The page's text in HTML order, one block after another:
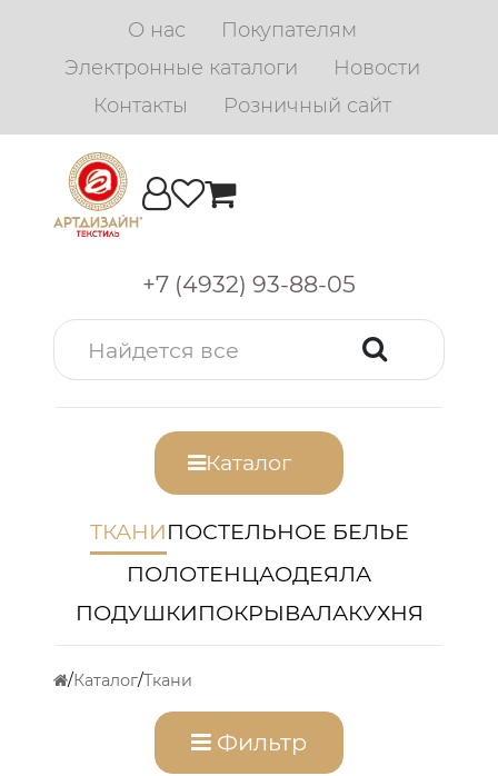
О нас
Покупателям
Электронные каталоги
Новости
Контакты
Розничный сайт
+7 (4932) 93-88-05
Каталог
ТКАНИПОСТЕЛЬНОЕ БЕЛЬЕ
ПОЛОТЕНЦАОДЕЯЛА
ПОДУШКИПОКРЫВАЛАКУХНЯ
Каталог Ткани
Фильтр